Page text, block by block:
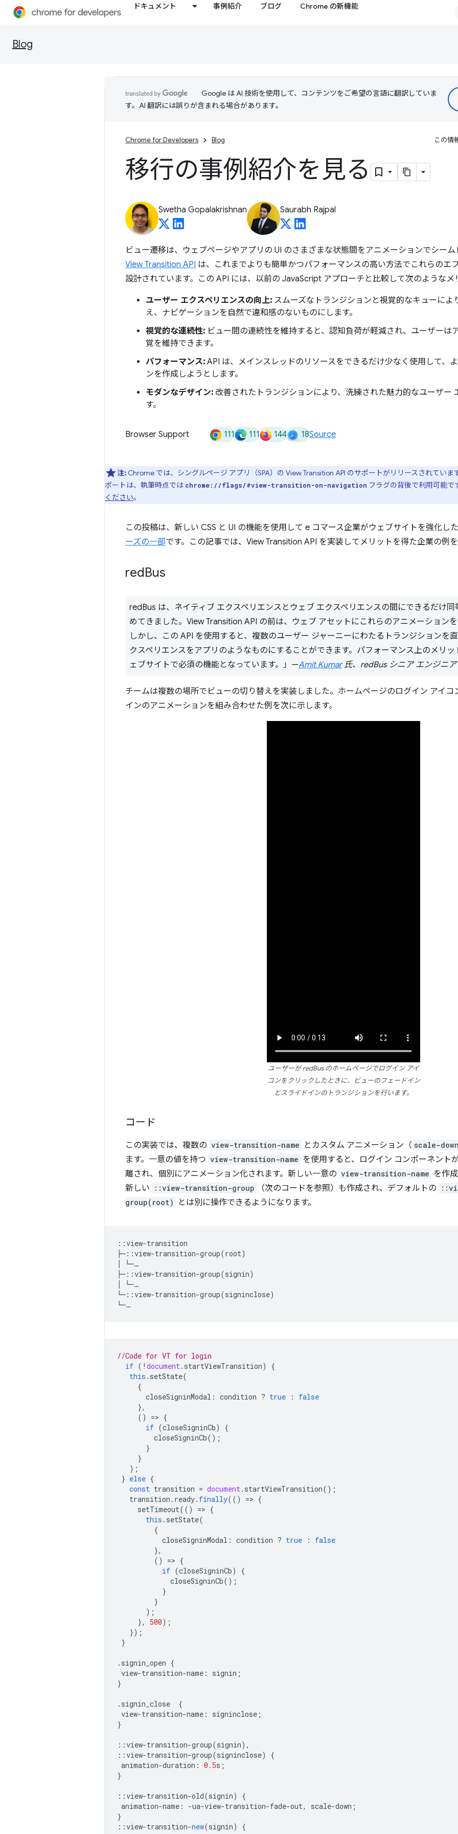
ドキュメント 事例紹介 ブログ Chrome の新機能
Blog
Google は AI 技術を使用して、コンテンツをご希望の言語に翻訳していま
す。AI 翻訳には誤りが含まれる場合があります。
Chrome for Developers Blog この情
移行の事例紹介を見る
Swetha Gopalakrishnan Saurabh Rajpal
ビュー遷移は、ウェブページやアプリの UI のさまざまな状態間をアニメーションでシーム
View Transition API は、これまでよりも簡単かつパフォーマンスの高い方法でこれらのエ
設計されています。この API には、以前の JavaScript アプローチと比較して次のようなメ
ユーザー エクスペリエンスの向上: スムーズなトランジションと視覚的なキューによ
え、ナビゲーションを自然で違和感のないものにします。
視覚的な連続性: ビュー間の連続性を維持すると、認知負荷が軽減され、ユーザーは
覚を維持できます。
パフォーマンス: API は、メインスレッドのリソースをできるだけ少なく使用して、
ンを作成しようとします。
モダンなデザイン: 改善されたトランジションにより、洗練された魅力的なユーザー
す。
Browser Support 111 111 144 18Source
注: Chrome では、シングルページ アプリ（SPA）の View Transition API のサポートがリリースされてい
ポートは、執筆時点では chrome://flags/#view-transition-on-navigation フラグの背後で利用可能で
ください。
この投稿は、新しい CSS と UI の機能を使用して e コマース企業がウェブサイトを強化し
ーズの一部です。この記事では、View Transition API を実装してメリットを得た企業の例を
redBus
redBus は、ネイティブ エクスペリエンスとウェブ エクスペリエンスの間にできるだけ
めてきました。View Transition API の前は、ウェブ アセットにこれらのアニメーションを
しかし、この API を使用すると、複数のユーザー ジャーニーにわたるトランジションを
クスペリエンスをアプリのようなものにすることができます。パフォーマンス上のメリッ
ェブサイトで必須の機能となっています。」—Amit Kumar氏、redBus シニア エンジニ
チームは複数の場所でビューの切り替えを実装しました。ホームページのログイン アイコ
インのアニメーションを組み合わせた例を次に示します。
ユーザーが redBus のホームページでログイン アイ
コンをクリックしたときに、ビューのフェードイン
とスライドインのトランジションを行います。
コード
この実装では、複数の view-transition-name とカスタム アニメーション（ scale-down
ます。一意の値を持つ view-transition-name を使用すると、ログイン コンポーネント
離され、個別にアニメーション化されます。新しい一意の view-transition-name を作
新しい
::view-transition-group （次のコードを参照）も作成され、デフォルトの
group(root)
とは別に操作できるようになります。
::view-transition
├─::view-transition-group(root)
│ └─…
├─::view-transition-group(signin)
│ └─…
└─::view-transition-group(signinclose)
//Code for VT for login
if ( ! document . startViewTransition)
{
this . setState(
{
closeSigninModal : condition ? true :
false
},
()
=> {
if (closeSigninCb)
{
closeSigninCb();
}
}
);
} else {
const transition = document . startViewTransition();
transition . ready. finally(() => {
setTimeout(() => {
this . setState(
{
closeSigninModal : condition ? true :
false
},
()
=> {
if (closeSigninCb)
{
closeSigninCb();
}
}
);
},
500);
});
}
. signin_open {
view-transition-name : signin ;
}
. signin_close
{
view-transition-name : signinclose ;
}
::view-transition-group(signin),
::view-transition-group(signinclose)
{
animation-duration : 0.5s ;
}
::view-transition-old(signin)
{
animation-name : -ua-view-transition-fade-out, scale-down ;
}
::view-transition-new(signin)
{